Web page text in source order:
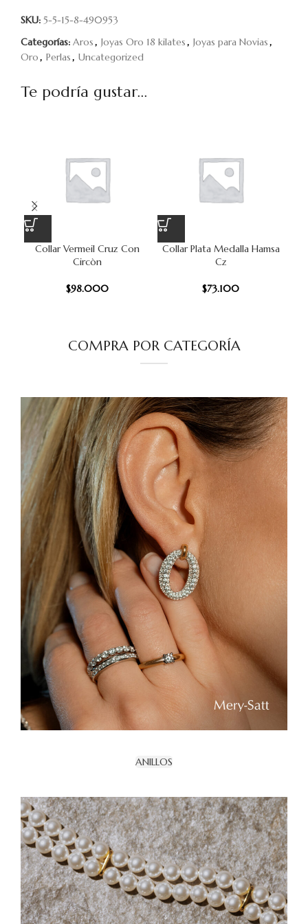
SKU: 5-5-15-8-490953
Categorías: Aros, Joyas Oro 18 kilates, Joyas para Novias,
Oro, Perlas, Uncategorized
Te podría gustar...
Collar Vermeil Cruz Con
Circòn
$98.000
Collar Plata Medalla Hamsa
Cz
$73.100
COMPRA POR CATEGORÍA
ANILLOS